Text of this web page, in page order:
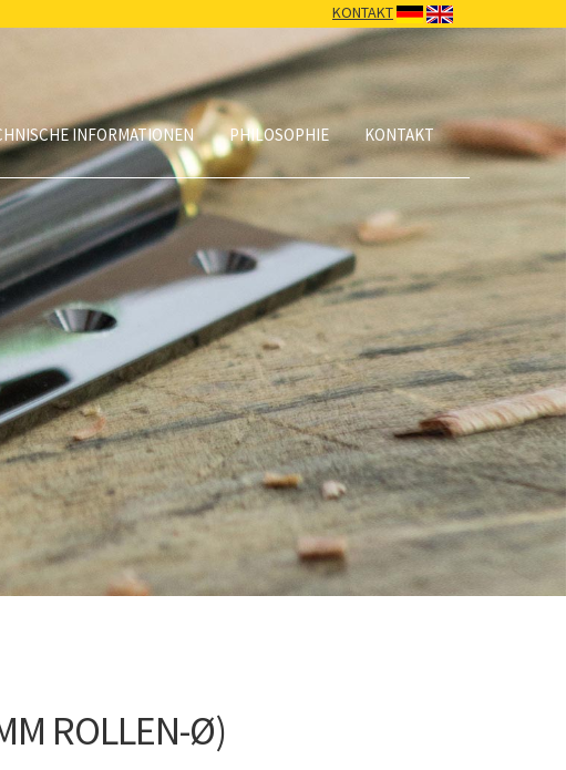
KONTAKT
INFORMATIONEN PHILOSOPHIE KONTAKT
ROLLEN-Ø)